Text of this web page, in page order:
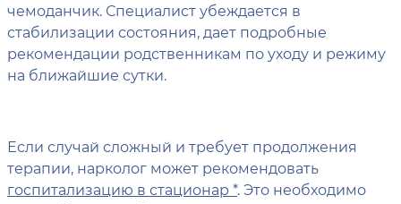
чемоданчик. Специалист убеждается в
стабилизации состояния, дает подробные
рекомендации родственникам по уходу и режиму
на ближайшие сутки.
Если случай сложный и требует продолжения
терапии, нарколог может рекомендовать
госпитализацию в стационар *. Это необходимо